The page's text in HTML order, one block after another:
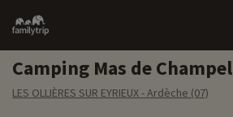
Family
trip
Camping Mas de Champel
LES OLLIÈRES SUR EYRIEUX - Ardèche (07)